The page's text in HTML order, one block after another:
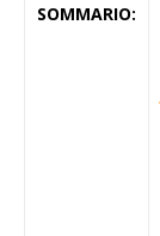
SOMMARIO: